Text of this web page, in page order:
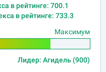
в рейтинге: 700.1
в рейтинге: 733.3
Максимум
Лидер: Агидель (900)